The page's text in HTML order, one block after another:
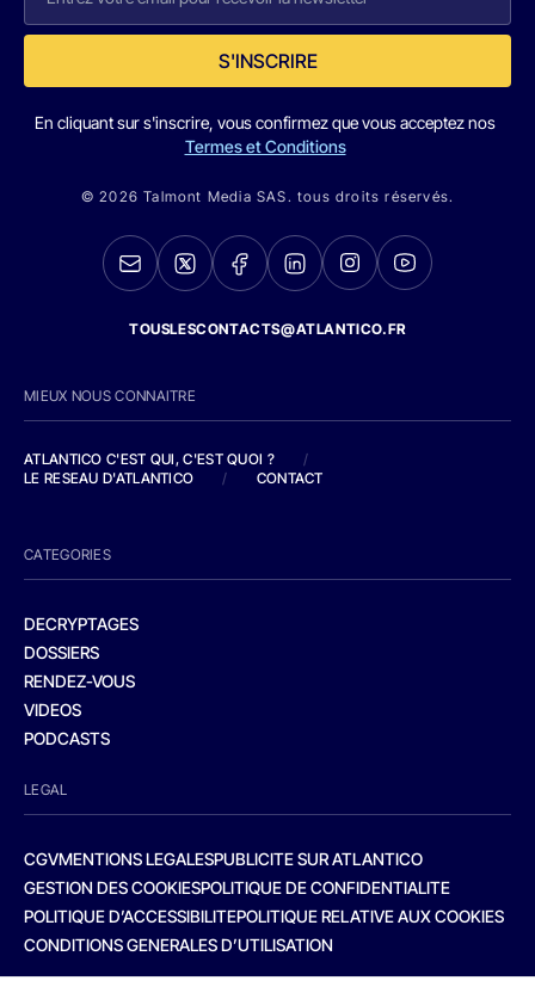
S'INSCRIRE
En cliquant sur s'inscrire, vous confirmez que vous acceptez nos
Termes et Conditions
© 2026 Talmont Media SAS. tous droits réservés.
TOUSLESCONTACTS@ATLANTICO.FR
MIEUX NOUS CONNAITRE
ATLANTICO C'EST QUI, C'EST QUOI ?
/
LE RESEAU D'ATLANTICO
/ CONTACT
CATEGORIES
DECRYPTAGES
DOSSIERS
RENDEZ-VOUS
VIDEOS
PODCASTS
LEGAL
CGVMENTIONS LEGALESPUBLICITE SUR ATLANTICO
GESTION DES COOKIESPOLITIQUE DE CONFIDENTIALITE
POLITIQUE D’ACCESSIBILITEPOLITIQUE RELATIVE AUX COOKIES
CONDITIONS GENERALES D’UTILISATION